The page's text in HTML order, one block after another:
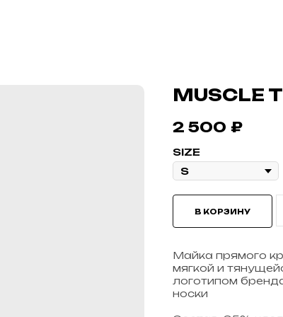
MUSCLE
2 500 ₽
SIZE
В КОРЗИНУ
Майка прямого
мягкой и
логотипом
носки